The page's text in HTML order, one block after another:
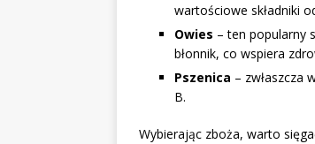
wartościowe składniki
Owies – ten popularny
błonnik, co wspiera
Pszenica – zwłaszcza
B.
Wybierając zboża, warto